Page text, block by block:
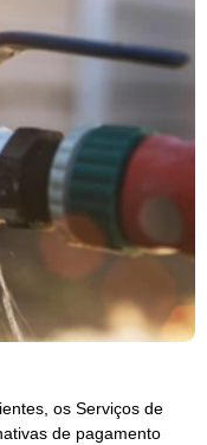
os Serviços de
de pagamento